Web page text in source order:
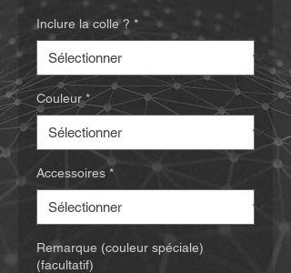
Inclure la colle ? *
Couleur *
Accessoires *
Remarque (couleur spéciale)
(facultatif)